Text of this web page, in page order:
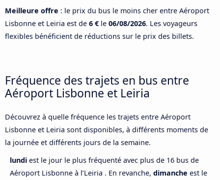
Meilleure offre : le prix du bus le moins cher entre Aéroport
Lisbonne et Leiria est de 6 € le 06/08/2026. Les voyageurs
flexibles bénéficient de réductions sur le prix des billets.
Fréquence des trajets en bus entre
Aéroport Lisbonne et Leiria
Découvrez à quelle fréquence les trajets entre Aéroport
Lisbonne et Leiria sont disponibles, à différents moments de
la journée et différents jours de la semaine.
lundi est le jour le plus fréquenté avec plus de 16 bus de
Aéroport Lisbonne à l’Leiria . En revanche, dimanche est le